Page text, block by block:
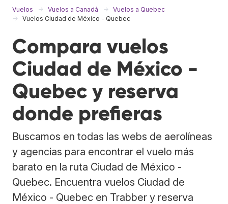
Vuelos Vuelos a Canadá
Vuelos a Quebec
Vuelos Ciudad de México - Quebec
Compara vuelos
Ciudad de México -
Quebec y reserva
donde prefieras
Buscamos en todas las webs de aerolíneas
y agencias para encontrar el vuelo más
barato en la ruta Ciudad de México -
Quebec. Encuentra vuelos Ciudad de
México - Quebec en Trabber y reserva